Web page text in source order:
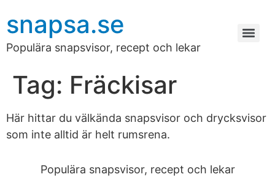
snapsa.se
Populära snapsvisor, recept och lekar
Tag: Fräckisar
Här hittar du välkända snapsvisor och drycksvisor
som inte alltid är helt rumsrena.
Populära snapsvisor, recept och lekar